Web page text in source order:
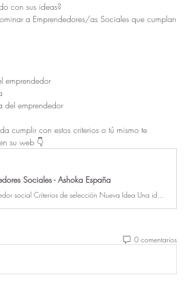
con sus ideas?
a Emprendedores/as Sociales que cumplan
emprendedor
del emprendedor
cumplir con estos criterios o tú mismo te
su web 👇
Sociales - Ashoka España
0 comentarios